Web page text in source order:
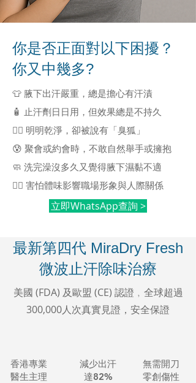
你是否正面對以下困擾？
你又中幾多?
👕 腋下出汗嚴重，總是擔心有汗漬
🧴 止汗劑日日用，但效果總是不持久
🙅‍♀️ 明明乾淨，卻被說有「臭狐」
😰 聚會或約會時，不敢自然舉手或擁抱
🧼 洗完澡沒多久又覺得腋下濕黏不適
🧍‍♀️ 害怕體味影響職場形象與人際關係
立即WhatsApp查詢 >
最新第四代 MiraDry Fresh
微波止汗除味治療
美國 (FDA) 及歐盟 (CE) 認證﹐全球超過
300,000人次真實見證，安全保證
香港專業
醫生主理
​減少出汗
達82%
無需開刀
零創傷性